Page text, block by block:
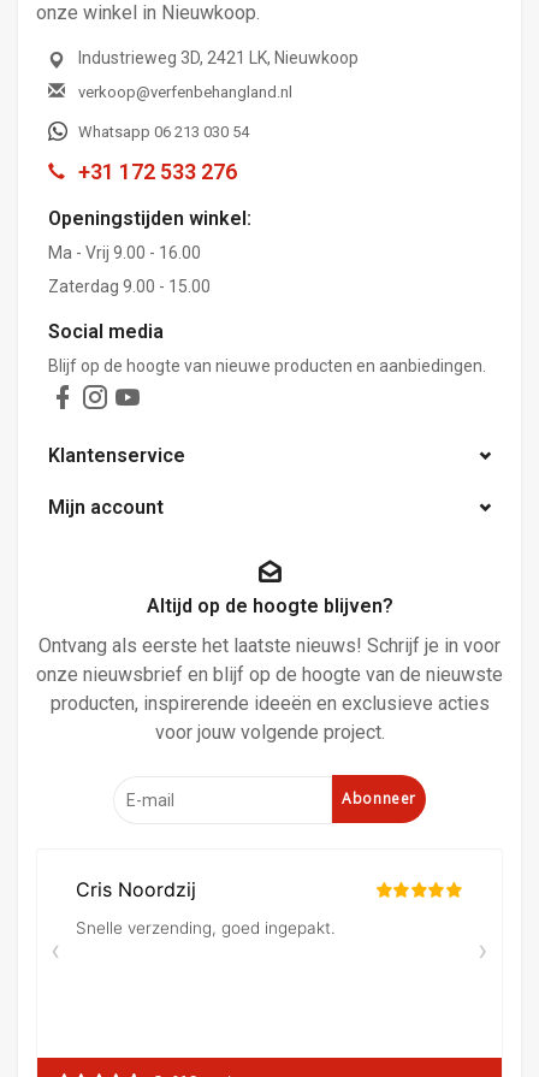
onze winkel in Nieuwkoop.
Industrieweg 3D, 2421 LK, Nieuwkoop
verkoop@verfenbehangland.nl
Whatsapp 06 213 030 54
+31 172 533 276
Openingstijden winkel:
Ma - Vrij 9.00 - 16.00
Zaterdag 9.00 - 15.00
Social media
Blijf op de hoogte van nieuwe producten en aanbiedingen.
Klantenservice
Mijn account
Altijd op de hoogte blijven?
Ontvang als eerste het laatste nieuws! Schrijf je in voor
onze nieuwsbrief en blijf op de hoogte van de nieuwste
producten, inspirerende ideeën en exclusieve acties
voor jouw volgende project.
Abonneer